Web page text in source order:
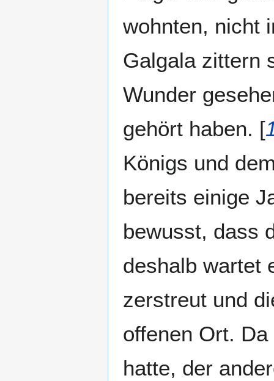
wohnten, nicht
Galgala zittern
Wunder
gehört haben. [
Königs und
bereits einige
bewusst, dass
deshalb wartet
zerstreut und
offenen Ort.
hatte, der